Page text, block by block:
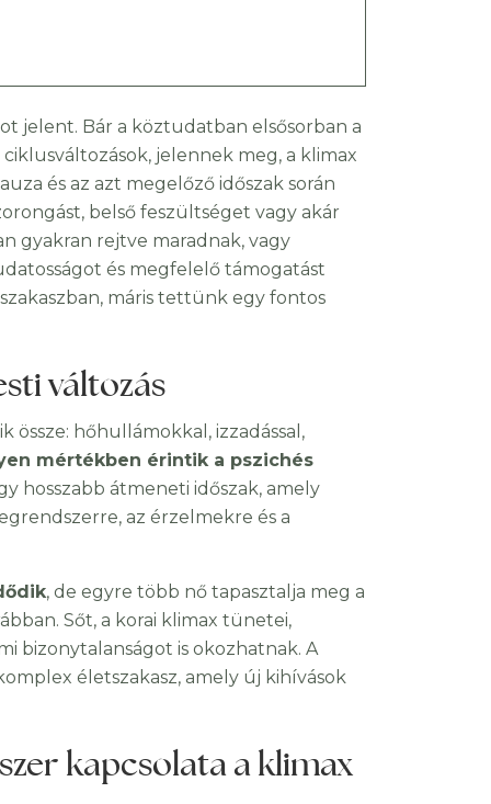
jelent. Bár a köztudatban elsősorban a
jelennek meg, a klimax
és az azt megelőző időszak során
belső feszültséget vagy akár
gyakran rejtve maradnak, vagy
és megfelelő támogatást
máris tettünk egy fontos
változás
össze: hőhullámokkal, izzadással,
mértékben érintik a pszichés
hosszabb átmeneti időszak, amely
az érzelmekre és a
, de egyre több nő tapasztalja meg a
Sőt, a korai klimax tünetei,
bizonytalanságot is okozhatnak. A
életszakasz, amely új kihívások
kapcsolata a klimax